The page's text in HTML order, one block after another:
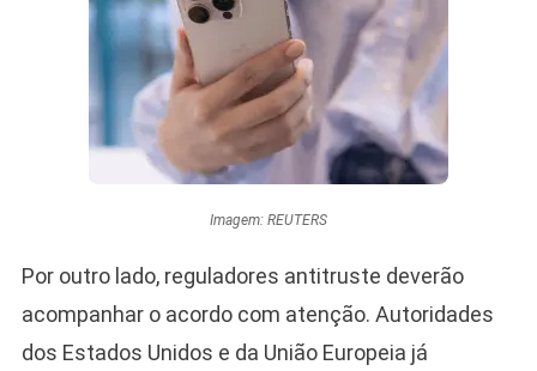
Imagem: REUTERS
Por outro lado, reguladores antitruste deverão
acompanhar o acordo com atenção. Autoridades
dos Estados Unidos e da União Europeia já